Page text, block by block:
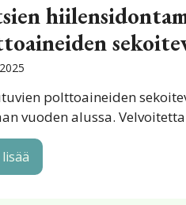
polttoaineiden
vuoden alussa.